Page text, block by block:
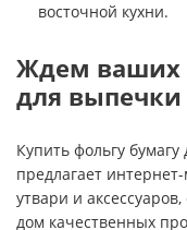
восточной кухни.
Ждем ваших
для выпечки
Купить фольгу
предлагает
утвари и
дом качественных